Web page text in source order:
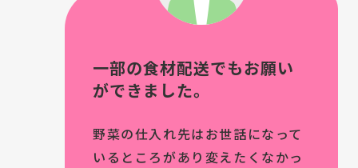
一部の食材配送でもお願い
ができました。
野菜の仕入れ先はお世話になって
いるところがあり変えたくなかっ